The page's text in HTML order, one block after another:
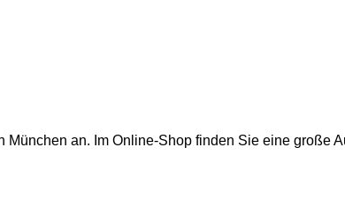
an. Im Online-Shop finden Sie eine große